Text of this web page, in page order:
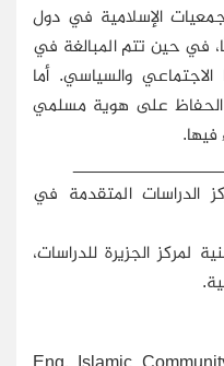
الإسلامية في دول
في حين تتم المبالغة في
الاجتماعي والسياسي. أما
الحفاظ على هوية مسلمي
فيها.
المتقدمة في
لمركز الجزيرة للدراسات،
Eng. Islamic